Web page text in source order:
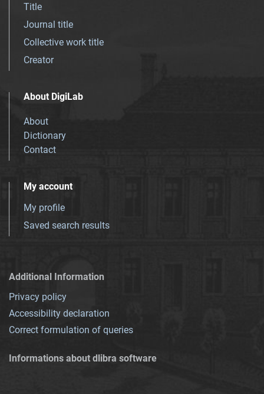
Title
Journal title
Collective work title
Creator
About DigiLab
About
Dictionary
Contact
My account
My profile
Saved search results
Additional Information
Privacy policy
Accessibility declaration
Correct formulation of queries
Informations about dlibra software